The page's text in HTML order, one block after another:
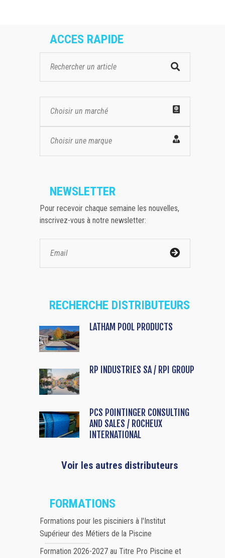
ACCES RAPIDE
Choisir un marché
Choisir une marque
NEWSLETTER
Pour recevoir chaque semaine les nouvelles,
inscrivez-vous à notre newsletter:
RECHERCHE DISTRIBUTEURS
LATHAM POOL PRODUCTS
RP INDUSTRIES SA / RPI GROUP
PCS POINTINGER CONSULTING
AND SALES / ROCHEUX
INTERNATIONAL
Voir les autres distributeurs
FORMATIONS
Formations pour les pisciniers à l'Institut
Supérieur des Métiers de la Piscine
Formation 2026-2027 au Titre Pro Piscine et